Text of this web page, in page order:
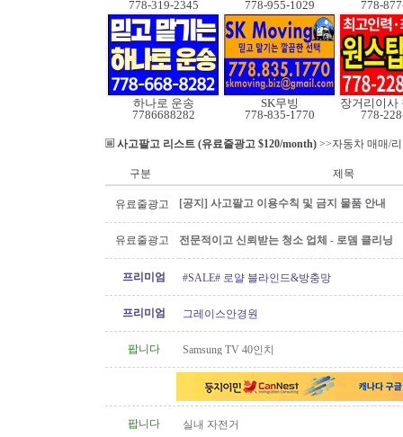
778-319-2345 778-955-1029 778-
하나로 운송
7786688282
SK무빙
778-835-1770
778-
사고팔고 리스트 (유료줄광고 $120/month) >>자동차 매매/
구분 제목
유료줄광고 [공지] 사고팔고 이용수칙 및 금지 물품 안내
유료줄광고 전문적이고 신뢰받는 청소 업체 - 로뎀 클리닝
프리미엄 #SALE# 로얄 블라인드&방충망
프리미엄 그레이스안경원
팝니다 Samsung TV 40인치
팝니다 실내 자전거